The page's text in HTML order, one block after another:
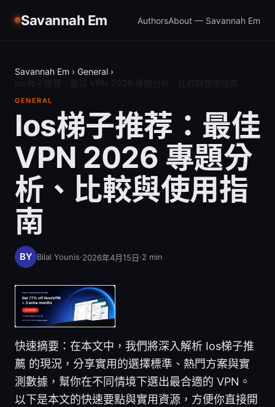
Savannah Em AuthorsAbout — Savannah Em
Savannah Em › General ›
GENERAL
Ios梯子推荐：最佳
VPN 2026 專題分
析、比較與使用指
南
Bilal Younis·2026年4月15日·2 min
快速摘要：在本文中，我們將深入解析 Ios梯子推
薦 的現況，分享實用的選擇標準、熱門方案與實
測數據，幫你在不同情境下選出最合適的 VPN。
以下是本文的快速要點與實用資源，方便你直接開